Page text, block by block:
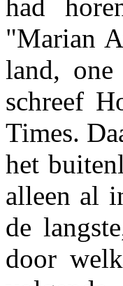
had
"Marian
land,
schreef
Times.
het
alleen al
de
door